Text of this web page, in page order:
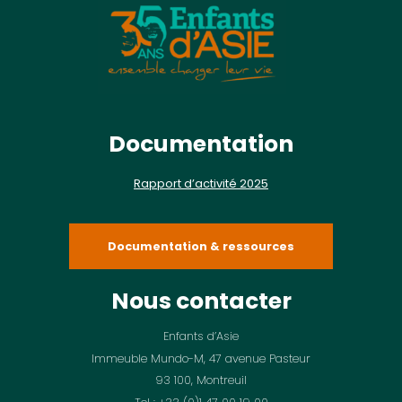
Documentation
Rapport d’activité 2025
Documentation & ressources
Nous contacter
Enfants d’Asie
Immeuble Mundo-M, 47 avenue Pasteur
93 100, Montreuil